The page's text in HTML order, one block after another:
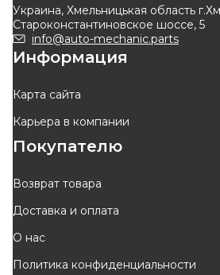
633 грн
570 грн
КУПИТЬ
Отправка
531 грн
478
- 10 %
TEKNOROT
Fiat Citroen Jumpy, Marea,
Fiat
Украина, Хмельницькая область
Староконстантиновское шоссе, 5
info@auto-mechanic.parts
Информация
Карта сайта
Карьера в компании
Покупателю
Возврат товара
Доставка и оплата
О нас
Политика конфиденциальности